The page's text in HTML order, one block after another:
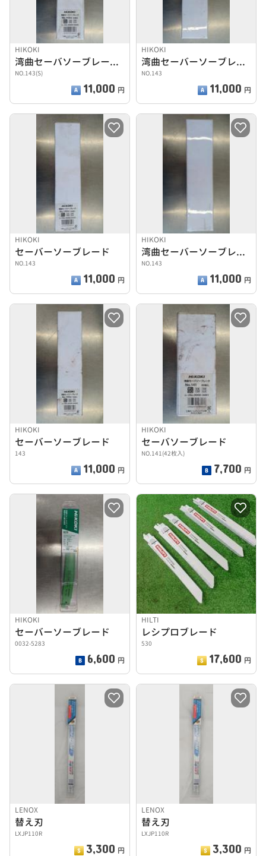
HIKOKI
湾曲セーバソーブレード 50枚入
NO.143(S)
11,000 円
HIKOKI
湾曲セーバーソーブレード/50枚入り
NO.143
11,000 円
HIKOKI
セーバーソーブレード
NO.143
11,000 円
HIKOKI
湾曲セーバーソーブレード/50枚入り
NO.143
11,000 円
HIKOKI
セーバーソーブレード
143
11,000 円
HIKOKI
セーバソーブレード
NO.141(42枚入)
7,700 円
HIKOKI
セーバーソーブレード
0032-5283
6,600 円
HILTI
レシプロブレード
530
17,600 円
LENOX
替え刃
LXJP110R
3,300 円
LENOX
替え刃
LXJP110R
3,300 円